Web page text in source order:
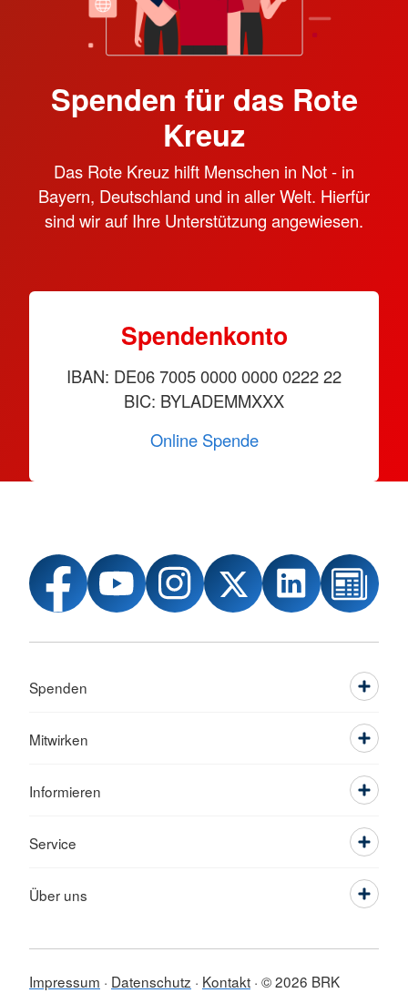
Spenden für das Rote
Kreuz
Das Rote Kreuz hilft Menschen in Not - in
Bayern, Deutschland und in aller Welt. Hierfür
sind wir auf Ihre Unterstützung angewiesen.
Spendenkonto
IBAN: DE06 7005 0000 0000 0222 22
BIC: BYLADEMMXXX
Online Spende
Spenden
Mitwirken
Informieren
Service
Über uns
Impressum Datenschutz Kontakt © 2026 BRK